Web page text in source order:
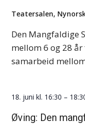
Teatersalen,
Den Mangfaldige
mellom 6 og 28
samarbeid
18. juni kl. 16:30 –
Øving: Den